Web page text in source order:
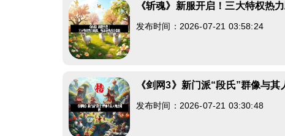
《斩魂》新服开启！三大特权热
发布时间：2026-07-21 03:58:24
《剑网3》新门派“段氏”群像与其
发布时间：2026-07-21 03:30:48